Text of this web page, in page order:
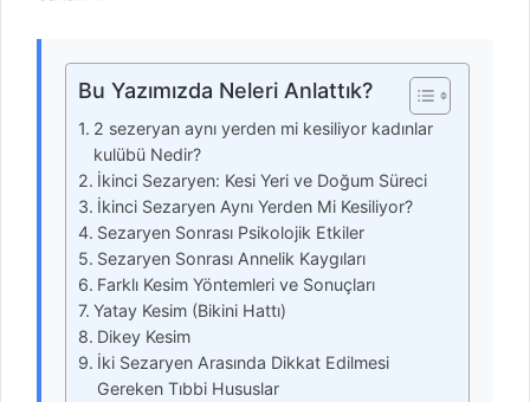
Bu Yazımızda Neleri Anlattık?
2 sezeryan aynı yerden mi kesiliyor kadınlar
kulübü Nedir?
İkinci Sezaryen: Kesi Yeri ve Doğum Süreci
İkinci Sezaryen Aynı Yerden Mi Kesiliyor?
Sezaryen Sonrası Psikolojik Etkiler
Sezaryen Sonrası Annelik Kaygıları
Farklı Kesim Yöntemleri ve Sonuçları
Yatay Kesim (Bikini Hattı)
Dikey Kesim
İki Sezaryen Arasında Dikkat Edilmesi
Gereken Tıbbi Hususlar